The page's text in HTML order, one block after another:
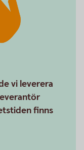
vi leverera
finns